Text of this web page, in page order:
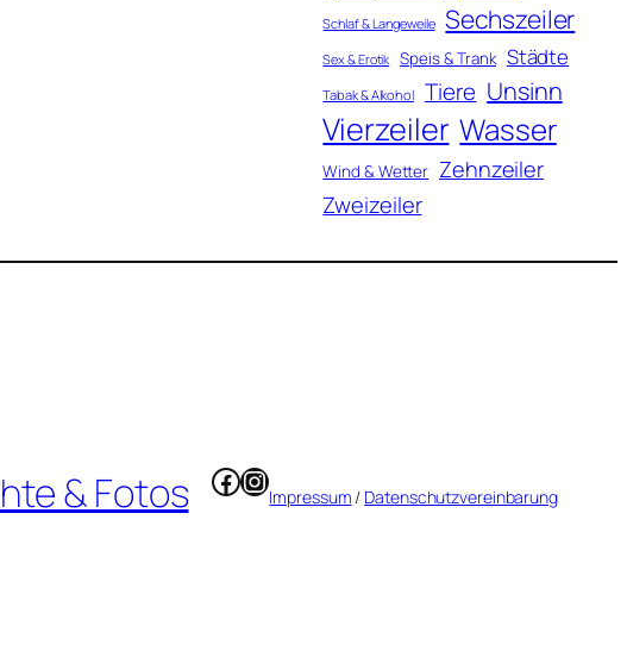
Schlaf & Langeweile Sechszeiler
Sex & Erotik Speis & Trank Städte
Tabak & Alkohol Tiere Unsinn
Vierzeiler Wasser
Wind & Wetter Zehnzeiler
Zweizeiler
& Fotos Facebook
Instagram
Impressum / Datenschutzvereinbarung